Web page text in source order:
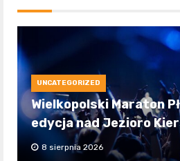
UNCATEGORIZED
Wielkopolski Maraton
edycja nad Jezioro
8 sierpnia 2026